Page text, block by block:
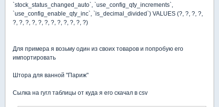
`stock_status_changed_auto`, `use_config_qty_increments`,
`use_config_enable_qty_inc`, `is_decimal_divided`) VALUES (?, ?, ?, ?,
?, ?, ?, ?, ?, ?, ?, ?, ?, ?, ?, ?)
Для примера я возьму один из своих товаров и попробую его
импортировать
Штора для ванной "Париж"
Сылка на гугл таблицы от куда я его скачал в csv